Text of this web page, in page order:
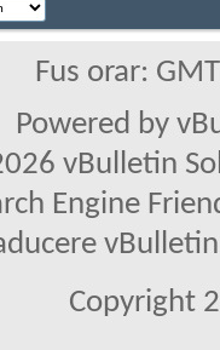
Fus orar:
Powered by
vBulletin
Engine
Copyright